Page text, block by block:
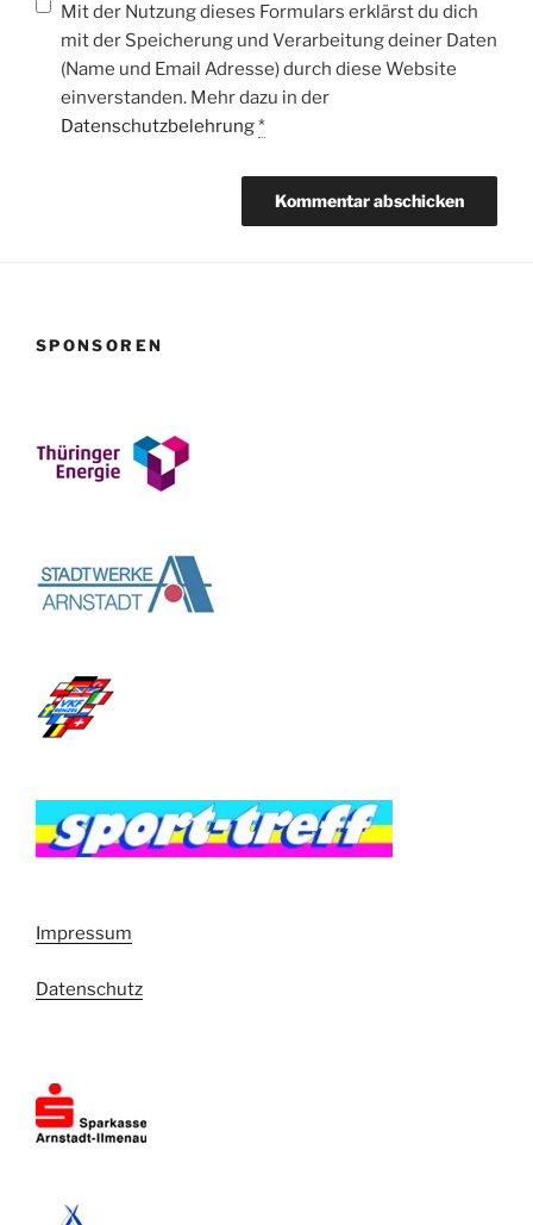
Mit der Nutzung dieses Formulars erklärst du dich
mit der Speicherung und Verarbeitung deiner Daten
(Name und Email Adresse) durch diese Website
einverstanden. Mehr dazu in der
Datenschutzbelehrung*
SPONSOREN
Impressum
Datenschutz